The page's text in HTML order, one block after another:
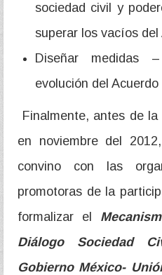
sociedad civil y
superar los vacíos del
Diseñar medidas
evolución del Acuerdo
Finalmente, antes de la
en noviembre del
convino con las
promotoras de la
formalizar el
Diálogo Sociedad
Gobierno México-